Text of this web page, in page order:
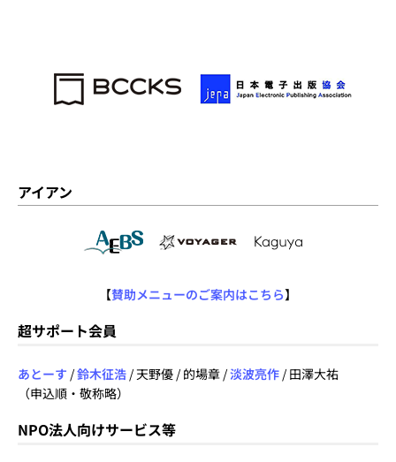
アイアン
【賛助メニューのご案内はこちら】
超サポート会員
あとーす /鈴木征浩 / 天野優 / 的場章 /淡波亮作 / 田澤大祐
（申込順・敬称略）
NPO法人向けサービス等